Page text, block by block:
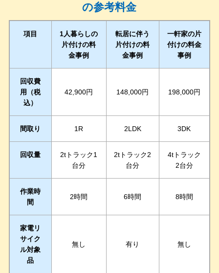
の参考料金
項目
1人暮らしの
片付けの料
金事例
転居に伴う
片付けの料
金事例
一軒家の片
付けの料金
事例
回収費
用（税
込）
42,900円 148,000円 198,000円
間取り 1R 2LDK 3DK
回収量
2tトラック1
台分
2tトラック2
台分
4tトラック
2台分
作業時
間
2時間 6時間 8時間
家電リ
サイク
ル対象
品
無し 有り 無し